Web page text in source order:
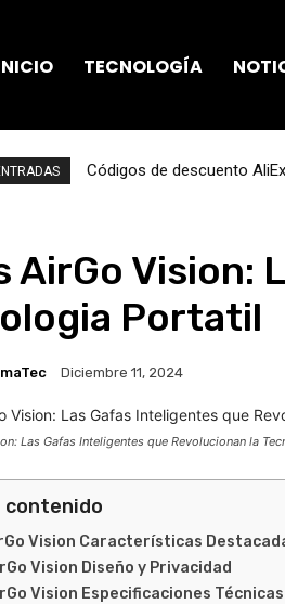
TECNOLOGÍA
Códigos de descuento
AirGo Vision:
Portatil
Diciembre 11, 2024
Las Gafas Inteligentes que Revolucionan la
contenido
Vision Características
Vision Diseño y Privacidad
Vision Especificaciones Técnicas